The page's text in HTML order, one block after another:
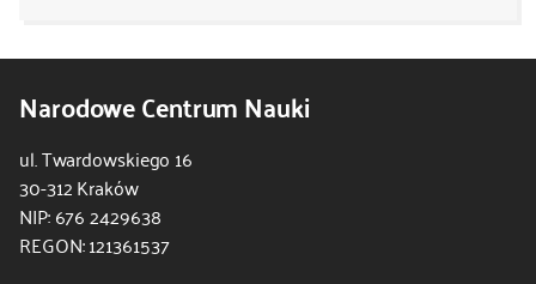
Narodowe Centrum Nauki
ul. Twardowskiego 16
30-312 Kraków
NIP: 676 2429638
REGON: 121361537